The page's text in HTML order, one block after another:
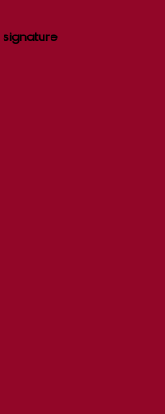
signature